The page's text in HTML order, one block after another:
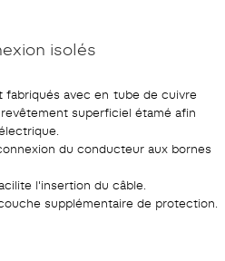
isolés
fabriqués avec en tube de cuivre
superficiel étamé afin
du conducteur aux bornes
l'insertion du câble.
supplémentaire de protection.